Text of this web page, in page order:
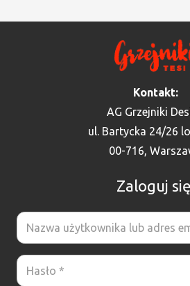
Kontakt:
AG Grzejniki
ul. Bartycka 24/26
00-716,
Zaloguj